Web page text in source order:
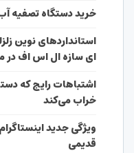
خرید دستگاه تصفیه
استانداردهای نوین
ای سازه ال اس اف در
اشتباهات رایج که
خراب می‌کند
ویژگی جدید
قدیمی